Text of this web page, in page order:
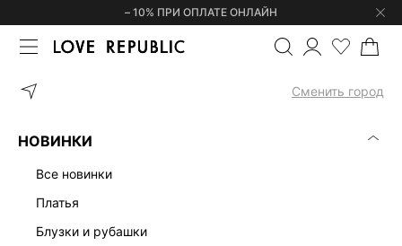
– 10% ПРИ ОПЛАТЕ ОНЛАЙН
Сменить город
НОВИНКИ
все новинки
платья
блузки и рубашки
ГЛАВНАЯ ДЖИНСОВЫЕ ШОРТЫ МИНИ С